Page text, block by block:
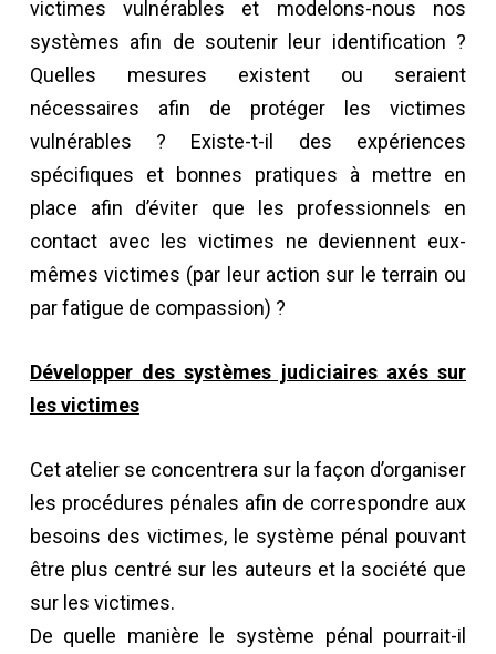
victimes vulnérables et modelons-nous nos
systèmes afin de soutenir leur identification ?
Quelles mesures existent ou seraient
nécessaires afin de protéger les victimes
vulnérables ? Existe-t-il des expériences
spécifiques et bonnes pratiques à mettre en
place afin d’éviter que les professionnels en
contact avec les victimes ne deviennent eux-
mêmes victimes (par leur action sur le terrain ou
par fatigue de compassion) ?
Développer des systèmes judiciaires axés sur
les victimes
Cet atelier se concentrera sur la façon d’organiser
les procédures pénales afin de correspondre aux
besoins des victimes, le système pénal pouvant
être plus centré sur les auteurs et la société que
sur les victimes.
De quelle manière le système pénal pourrait-il